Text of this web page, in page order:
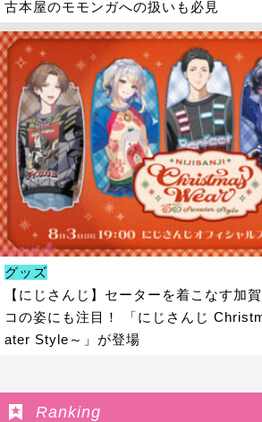
古本屋のモモンガへの扱いも必見
グッズ
【にじさんじ】セーターを着こなす加
コの姿にも注目！ 「にじさんじ
ater Style～」が登場
Ranking